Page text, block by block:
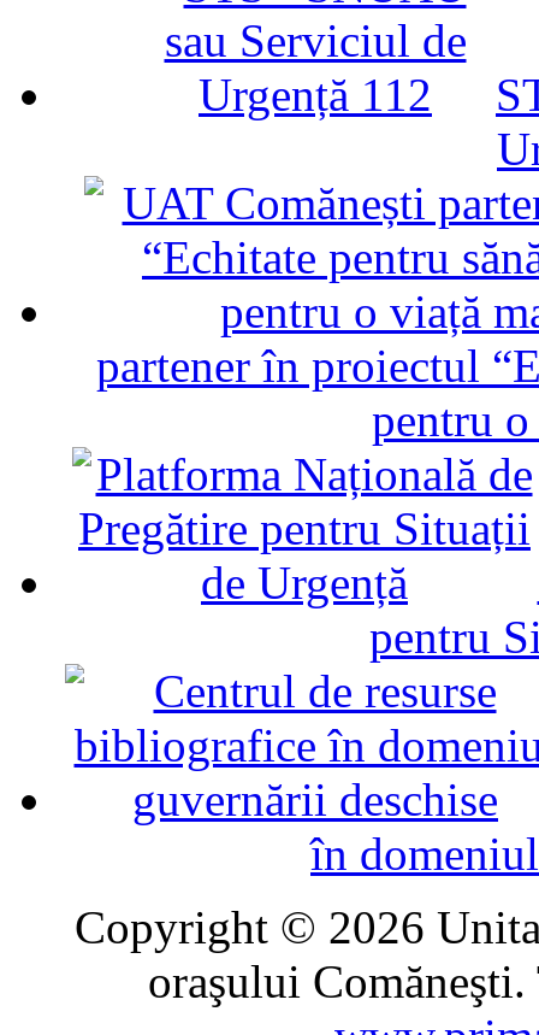
partener în proiectul
pentru
pentru
în
Copyright © 2026
oraşului